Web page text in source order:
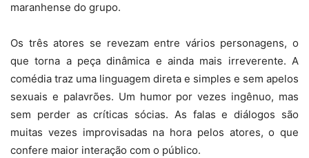
maranhense do grupo.
Os três atores se revezam entre vários personagens, o
que torna a peça dinâmica e ainda mais irreverente. A
comédia traz uma linguagem direta e simples e sem apelos
sexuais e palavrões. Um humor por vezes ingênuo, mas
sem perder as críticas sócias. As falas e diálogos são
muitas vezes improvisadas na hora pelos atores, o que
confere maior interação com o público.